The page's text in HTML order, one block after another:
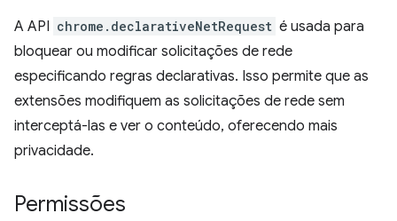
A API chrome.declarativeNetRequest é usada para
bloquear ou modificar solicitações de rede
especificando regras declarativas. Isso permite que as
extensões modifiquem as solicitações de rede sem
interceptá-las e ver o conteúdo, oferecendo mais
privacidade.
Permissões